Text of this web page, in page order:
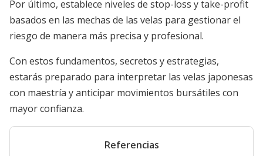
Por último, establece niveles de stop-loss y take-profit
basados en las mechas de las velas para gestionar el
riesgo de manera más precisa y profesional.
Con estos fundamentos, secretos y estrategias,
estarás preparado para interpretar las velas japonesas
con maestría y anticipar movimientos bursátiles con
mayor confianza.
Referencias